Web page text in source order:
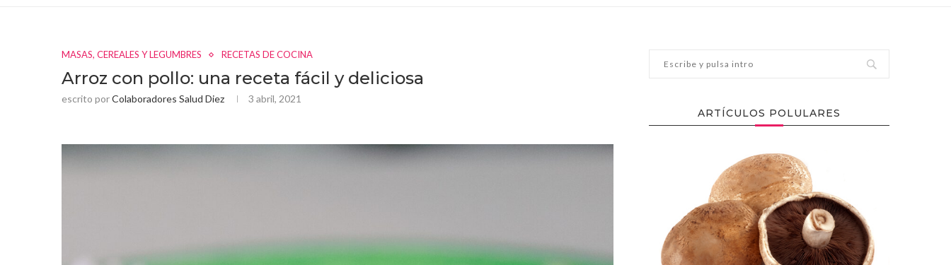
MASAS, CEREALES Y LEGUMBRES RECETAS DE COCINA
Arroz con pollo: una receta fácil y deliciosa
escrito porColaboradores Salud Diez 3 abril, 2021
ARTÍCULOS POLULARES